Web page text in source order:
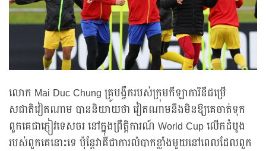
លោក Mai Duc Chung គ្រូបង្វឹករបស់ក្រុមកីឡាការិនីជម្រើ
សជាតិវៀតណាម បាននិយាយថា វៀតណាមនឹងមិនឱ្យគេចាត់ទុក
ពួកគេជាភ្ញៀវទេសចរ នៅក្នុងព្រឹត្តិការណ៍ World Cup លើកដំបូង
របស់ពួកគេនោះទេ ប៉ុន្តែវាគឺជាការលំបាកខ្លាំងមួយនៅពេលដែលពួក